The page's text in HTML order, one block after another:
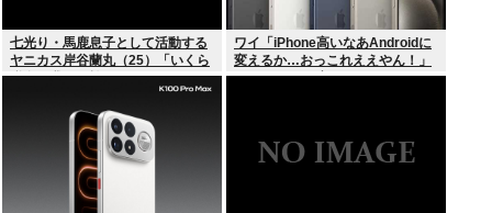
七光り・馬鹿息子として活動する
ヤニカス岸谷蘭丸（25）「いくら
税金を我々が払ってるんだと」
ワイ「iPhone高いなあAndroidに
変えるか…おっこれええやん！」
→iPhoneより高い